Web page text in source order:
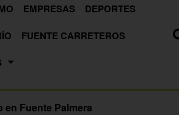
EMPRESAS
DEPORTES
FUENTE CARRETEROS
en Fuente Palmera